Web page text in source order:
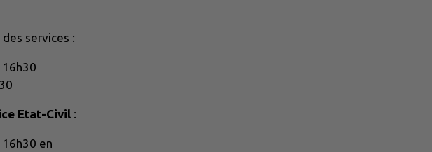
services :
16h30
Etat-Civil :
16h30 en